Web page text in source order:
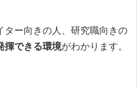
ター向きの人、研究職向きの
揮できる環境がわかります。